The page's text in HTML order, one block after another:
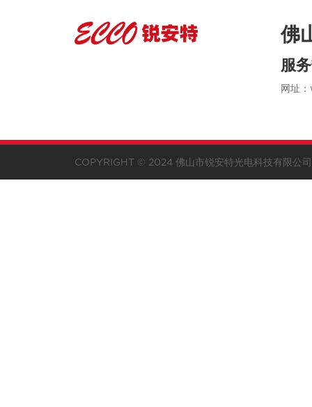
佛
服
网址
COPYRIGHT © 2024 佛山市锐安特光电科技有限公